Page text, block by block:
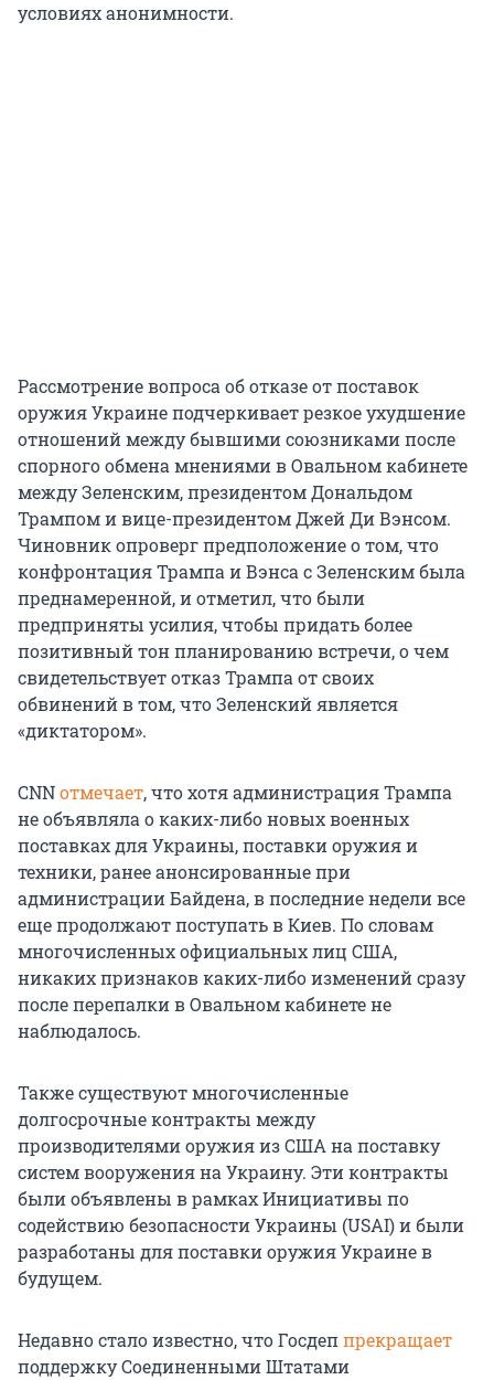
условиях анонимности.
Рассмотрение вопроса об отказе от поставок
оружия Украине подчеркивает резкое ухудшение
отношений между бывшими союзниками после
спорного обмена мнениями в Овальном кабинете
между Зеленским, президентом Дональдом
Трампом и вице-президентом Джей Ди Вэнсом.
Чиновник опроверг предположение о том, что
конфронтация Трампа и Вэнса с Зеленским была
преднамеренной, и отметил, что были
предприняты усилия, чтобы придать более
позитивный тон планированию встречи, о чем
свидетельствует отказ Трампа от своих
обвинений в том, что Зеленский является
«диктатором».
CNNотмечает, что хотя администрация Трампа
не объявляла о каких-либо новых военных
поставках для Украины, поставки оружия и
техники, ранее анонсированные при
администрации Байдена, в последние недели все
еще продолжают поступать в Киев. По словам
многочисленных официальных лиц США,
никаких признаков каких-либо изменений сразу
после перепалки в Овальном кабинете не
наблюдалось.
Также существуют многочисленные
долгосрочные контракты между
производителями оружия из США на поставку
систем вооружения на Украину. Эти контракты
были объявлены в рамках Инициативы по
содействию безопасности Украины (USAI) и были
разработаны для поставки оружия Украине в
будущем.
Недавно стало известно, что Госдеппрекращает
поддержку Соединенными Штатами